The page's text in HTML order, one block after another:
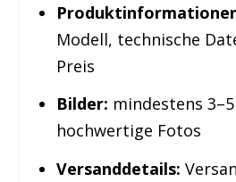
Modell, technische
Preis
Bilder: mindestens
hochwertige Fotos
Versanddetails: